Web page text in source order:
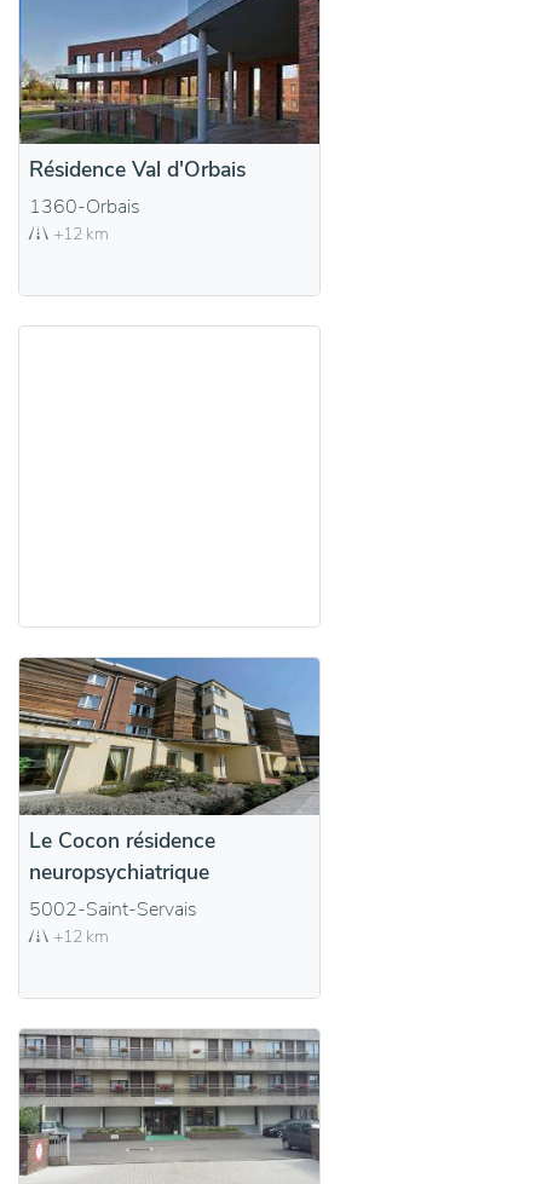
Résidence Val d'Orbais
1360-Orbais
+12 km
Le Cocon résidence
neuropsychiatrique
5002-Saint-Servais
+12 km